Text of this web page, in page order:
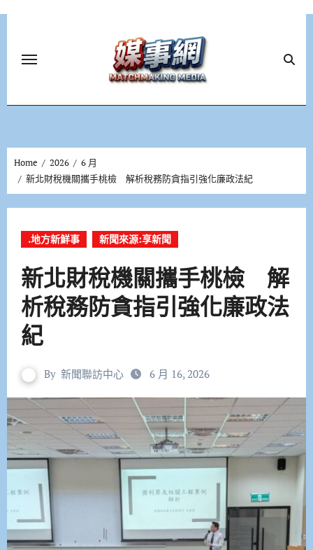
Home 2026
6 月
新北財稅機關攜手桃檢 解析稅務防貪指引強化廉政法紀
.地方新鮮事 新聞來源:享新聞
新北財稅機關攜手桃檢 解
析稅務防貪指引強化廉政法
紀
By 新聞聯訪中心 6 月 16, 2026